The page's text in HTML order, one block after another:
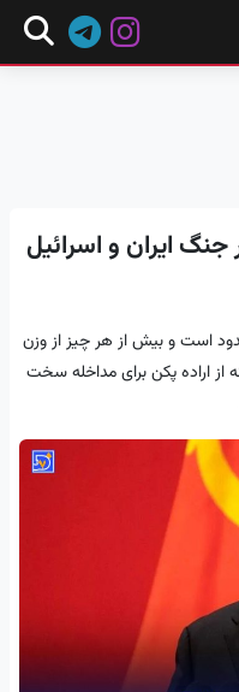
ایران و اسرائیل
است و بیش از هر چیز از وزن
اراده پکن برای مداخله سخت